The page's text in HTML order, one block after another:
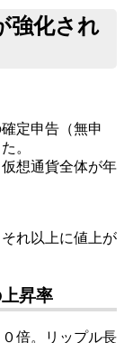
強化され
定申告（無申
。
想通貨全体が年
れ以上に値上が
昇率
倍。リップル長